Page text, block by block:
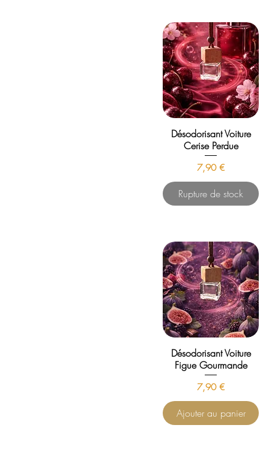
Désodorisant Voiture
Cerise Perdue
Prix
7,90 €
Rupture de stock
Désodorisant Voiture
Figue Gourmande
Prix
7,90 €
Ajouter au panier